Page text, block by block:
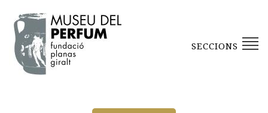
SECCIONS